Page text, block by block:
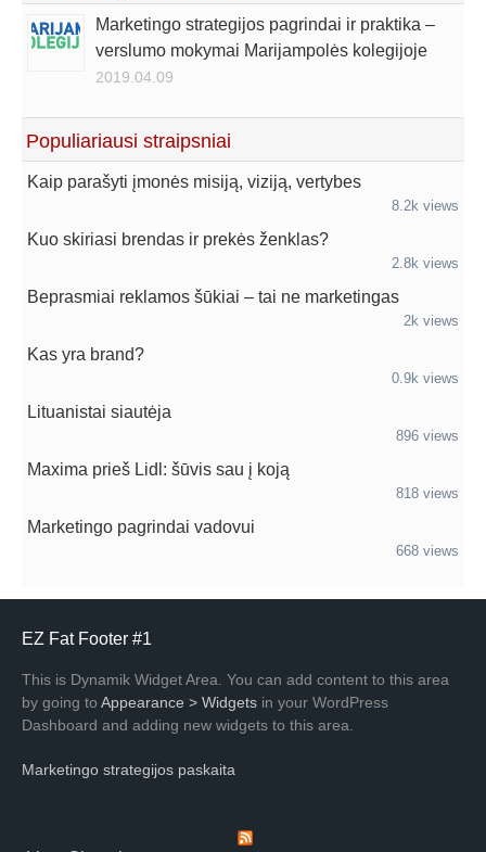
Marketingo strategijos pagrindai ir praktika –
verslumo mokymai Marijampolės kolegijoje
2019.04.09
Populiariausi straipsniai
Kaip parašyti įmonės misiją, viziją, vertybes
8.2k views
Kuo skiriasi brendas ir prekės ženklas?
2.8k views
Beprasmiai reklamos šūkiai – tai ne marketingas
2k views
Kas yra brand?
0.9k views
Lituanistai siautėja
896 views
Maxima prieš Lidl: šūvis sau į koją
818 views
Marketingo pagrindai vadovui
668 views
EZ Fat Footer #1
This is Dynamik Widget Area. You can add content to this area
by going to Appearance > Widgets in your WordPress
Dashboard and adding new widgets to this area.
Marketingo strategijos paskaita